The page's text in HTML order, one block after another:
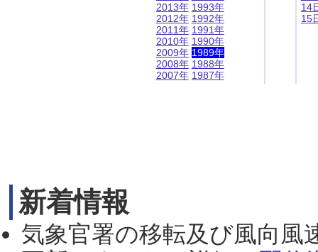
2013年
2012年
2011年
2010年
2009年
2008年
2007年
1993年
1992年
1991年
1990年
1989年
1988年
1987年
14
15
新着情報
気象官署の移転及び風向風